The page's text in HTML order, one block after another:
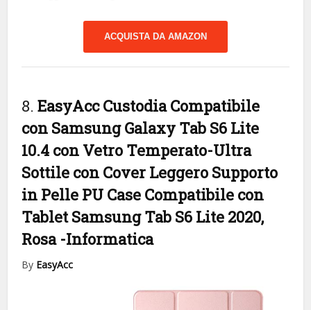
ACQUISTA DA AMAZON
8.EasyAcc Custodia Compatibile
con Samsung Galaxy Tab S6 Lite
10.4 con Vetro Temperato-Ultra
Sottile con Cover Leggero Supporto
in Pelle PU Case Compatibile con
Tablet Samsung Tab S6 Lite 2020,
Rosa -Informatica
By EasyAcc